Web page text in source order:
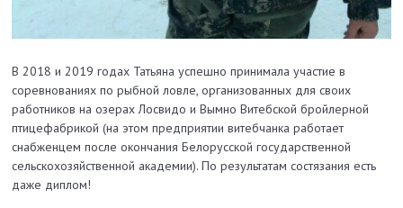
В 2018 и 2019 годах Татьяна успешно принимала участие в
соревнованиях по рыбной ловле, организованных для своих
работников на озерах Лосвидо и Вымно Витебской бройлерной
птицефабрикой (на этом предприятии витебчанка работает
снабженцем после окончания Белорусской государственной
сельскохозяйственной академии). По результатам состязания есть
даже диплом!